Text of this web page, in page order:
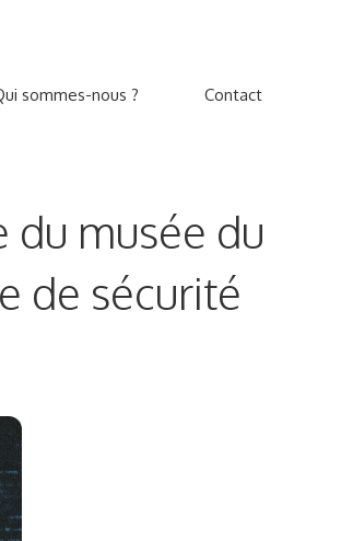
sommes-nous ? Contact
du musée du
de sécurité